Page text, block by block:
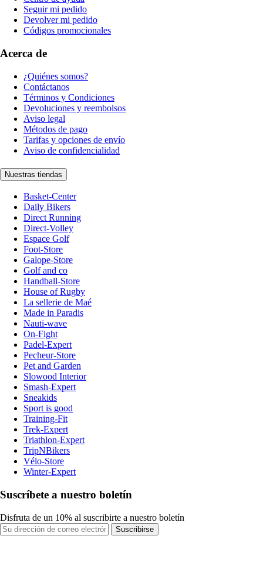
Seguir mi pedido
Devolver mi pedido
Códigos promocionales
Acerca de
¿Quiénes somos?
Contáctanos
Términos y Condiciones
Devoluciones y reembolsos
Aviso legal
Métodos de pago
Tarifas y opciones de envío
Aviso de confidencialidad
Nuestras tiendas
Basket-Center
Daily Bikers
Direct Running
Direct-Volley
Espace Golf
Foot-Store
Galope-Store
Golf and co
Handball-Store
House of Rugby
La sellerie de Maé
Made in Paradis
Nauti-wave
On-Fight
Padel-Expert
Pecheur-Store
Pet and Garden
Slowood Interior
Smash-Expert
Sneakids
Sport is good
Training-Fit
Trek-Expert
Triathlon-Expert
TripNBikers
Vélo-Store
Winter-Expert
Suscríbete a nuestro boletín
Disfruta de un 10% al suscribirte a nuestro boletín
Suscribirse